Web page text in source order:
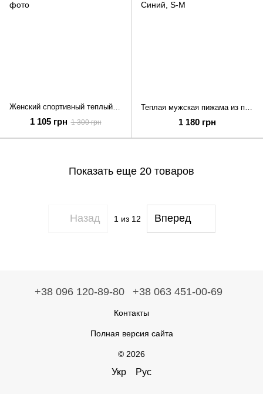
Женский спортивный теплый костюм на флисе.
1 105 грн 1 300 грн
Теплая мужская пижама из плюша.Принт лапки.
1 180 грн
Показать еще 20 товаров
Назад 1 из 12 Вперед
+38 096 120-89-80 +38 063 451-00-69
Контакты
Полная версия сайта
© 2026
Укр Рус